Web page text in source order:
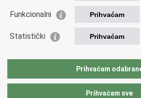
Korisne poveznice
Hrvatski Sabor
Pučki pravobranitelj
Funkcionalni Prihvaćam
Statistički Prihvaćam
Prihvaćam
Prihvaćam sve